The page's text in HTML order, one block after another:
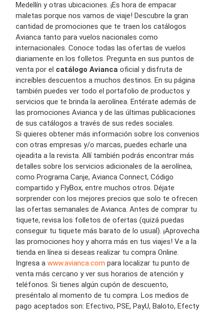
Medellín y otras ubicaciones. ¡Es hora de empacar
maletas porque nos vamos de viaje! Descubre la gran
cantidad de promociones que te traen los catálogos
Avianca tanto para vuelos nacionales como
internacionales. Conoce todas las ofertas de vuelos
diariamente en los folletos. Pregunta en sus puntos de
venta por el catálogo Avianca oficial y disfruta de
increíbles descuentos a muchos destinos. En su página
también puedes ver todo el portafolio de productos y
servicios que te brinda la aerolínea. Entérate además de
las promociones Avianca y de las últimas publicaciones
de sus catálogos a través de sus redes sociales.
Si quieres obtener más información sobre los convenios
con otras empresas y/o marcas, puedes echarle una
ojeadita a la revista. Allí también podrás encontrar más
detalles sobre los servicios adicionales de la aerolínea,
como Programa Canje, Avianca Connect, Código
compartido y FlyBox, entre muchos otros. Déjate
sorprender con los mejores precios que solo te ofrecen
las ofertas semanales de Avianca. Antes de comprar tu
tiquete, revisa los folletos de ofertas (quizá puedas
conseguir tu tiquete más barato de lo usual). ¡Aprovecha
las promociones hoy y ahorra más en tus viajes! Ve a la
tienda en línea si deseas realizar tu compra Online.
Ingresa a www.avianca.com para localizar tu punto de
venta más cercano y ver sus horarios de atención y
teléfonos. Si tienes algún cupón de descuento,
preséntalo al momento de tu compra. Los medios de
pago aceptados son: Efectivo, PSE, PayU, Baloto, Efecty